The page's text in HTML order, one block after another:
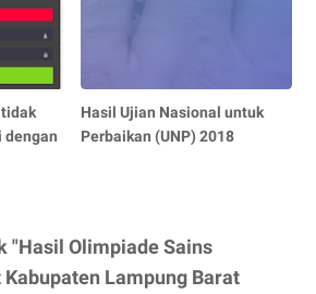
tidak
dengan
Hasil Ujian Nasional untuk
Perbaikan (UNP) 2018
"Hasil Olimpiade Sains
Lampung Barat